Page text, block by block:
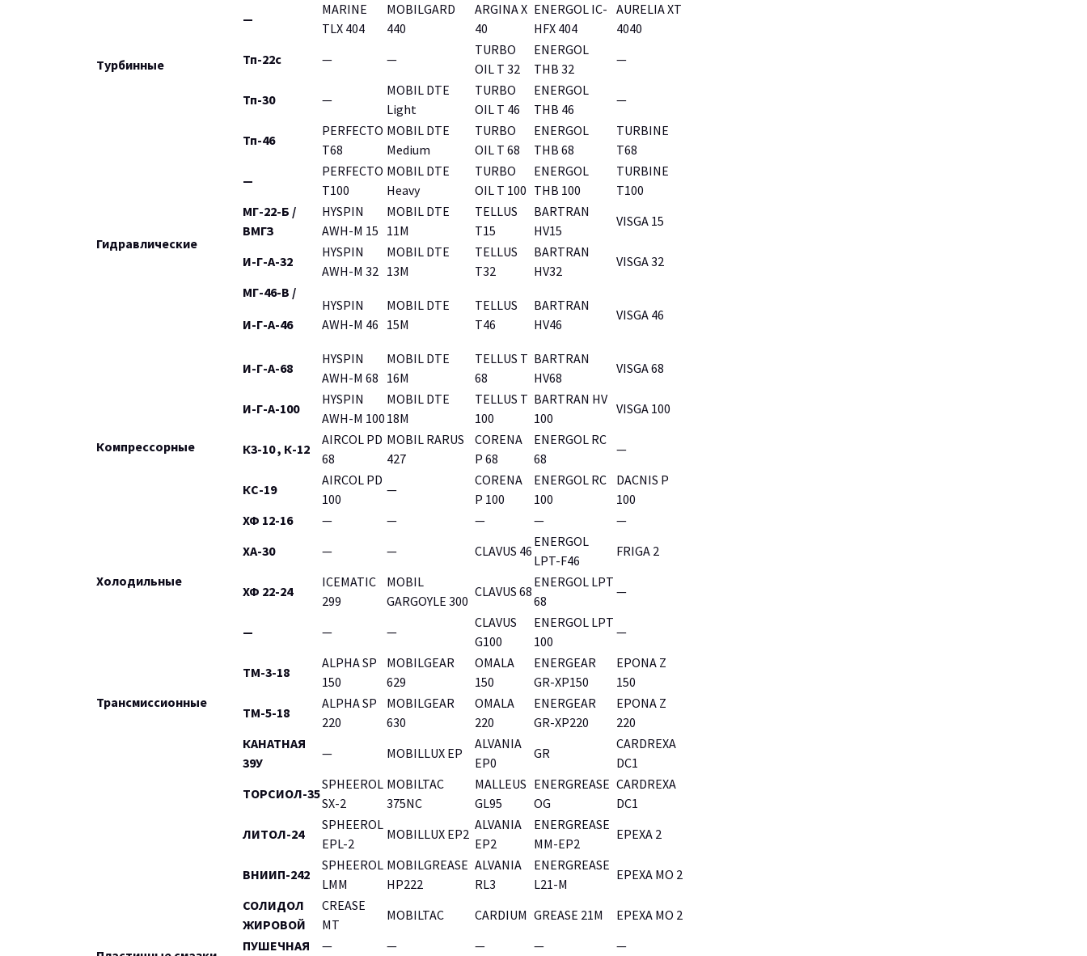
—
MARINE
TLX 404
MOBILGARD
440
ARGINA X
40
ENERGOL IC-
HFX 404
AURELIA XT
4040
Турбинные Тп-22с — —
TURBO
OIL T 32
ENERGOL
THB 32
—
Тп-30 —
MOBIL DTE
Light
TURBO
OIL T 46
ENERGOL
THB 46
—
Тп-46
PERFECTO
T68
MOBIL DTE
Medium
TURBO
OIL T 68
ENERGOL
THB 68
TURBINE
T68
—
PERFECTO
T100
MOBIL DTE
Heavy
TURBO
OIL T 100
ENERGOL
THB 100
TURBINE
T100
Гидравлические
МГ-22-Б /
ВМГЗ
HYSPIN
AWH-М 15
MOBIL DTE
11M
TELLUS
T15
BARTRAN
HV15
VISGA 15
И-Г-А-32
HYSPIN
AWH-М 32
MOBIL DTE
13M
TELLUS
T32
BARTRAN
HV32
VISGA 32
МГ-46-В /
И-Г-А-46
HYSPIN
AWH-М 46
MOBIL DTE
15M
TELLUS
T46
BARTRAN
HV46
VISGA 46
И-Г-А-68
HYSPIN
AWH-М 68
MOBIL DTE
16M
TELLUS T
68
BARTRAN
HV68
VISGA 68
И-Г-А-100
HYSPIN
AWH-М 100
MOBIL DTE
18M
TELLUS T
100
BARTRAN HV
100
VISGA 100
Компрессорные К3-10 , К-12
AIRCOL PD
68
MOBIL RARUS
427
CORENA
P 68
ENERGOL RC
68
—
КС-19
AIRCOL PD
100
—
CORENA
P 100
ENERGOL RC
100
DACNIS P
100
Холодильные
ХФ 12-16 — — — —
—
ХА-30
— — CLAVUS 46
ENERGOL
LPT-F46
FRIGA 2
ХФ 22-24
ICEMATIC
299
MOBIL
GARGOYLE 300
CLAVUS 68
ENERGOL LPT
68
—
— — —
CLAVUS
G100
ENERGOL LPT
100
—
Трансмиссионные
ТМ-3-18
ALPHA SP
150
MOBILGEAR
629
OMALA
150
ENERGEAR
GR-XP150
EPONA Z
150
ТМ-5-18
ALPHA SP
220
MOBILGEAR
630
OMALA
220
ENERGEAR
GR-XP220
EPONA Z
220
КАНАТНАЯ
39У
— MOBILLUX EP
ALVANIA
EP0
GR
CARDREXA
DC1
ТОРСИОЛ-35
SPHEEROL
SX-2
MOBILTAC
375NC
MALLEUS
GL95
ENERGREASE
OG
CARDREXA
DC1
ЛИТОЛ-24
SPHEEROL
EPL-2
MOBILLUX EP2
ALVANIA
EP2
ENERGREASE
MM-EP2
EPEXA 2
ВНИИП-242
SPHEEROL
LMM
MOBILGREASE
HP222
ALVANIA
RL3
ENERGREASE
L21-M
EPEXA MO 2
СОЛИДОЛ
ЖИРОВОЙ
CREASE
MT
MOBILTAC CARDIUM GREASE 21M
EPEXA MO 2
ПУШЕЧНАЯ
— — — —
—